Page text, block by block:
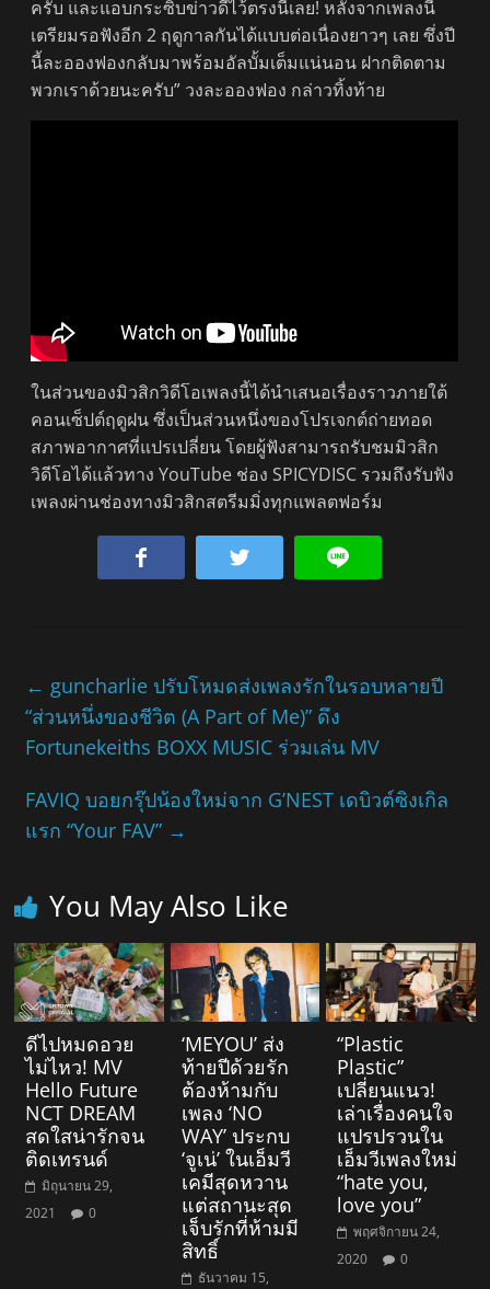
ครับ และแอบกระซิบข่าวดีไว้ตรงนี้เลย! หลังจากเพลงนี้
เตรียมรอฟังอีก 2 ฤดูกาลกันได้แบบต่อเนื่องยาวๆ เลย ซึ่งปี
นี้ละอองฟองกลับมาพร้อมอัลบั้มเต็มแน่นอน ฝากติดตาม
พวกเราด้วยนะครับ” วงละอองฟอง กล่าวทิ้งท้าย
ในส่วนของมิวสิกวิดีโอเพลงนี้ได้นำเสนอเรื่องราวภายใต้
คอนเซ็ปต์ฤดูฝน ซึ่งเป็นส่วนหนึ่งของโปรเจกต์ถ่ายทอด
สภาพอากาศที่แปรเปลี่ยน โดยผู้ฟังสามารถรับชมมิวสิก
วิดีโอได้แล้วทาง YouTube ช่อง SPICYDISC รวมถึงรับฟัง
เพลงผ่านช่องทางมิวสิกสตรีมมิ่งทุกแพลตฟอร์ม
← guncharlie ปรับโหมดส่งเพลงรักในรอบหลายปี
“ส่วนหนึ่งของชีวิต (A Part of Me)” ดึง
Fortunekeiths BOXX MUSIC ร่วมเล่น MV
FAVIQ บอยกรุ๊ปน้องใหม่จาก G’NEST เดบิวต์ซิงเกิล
แรก “Your FAV” →
You May Also Like
ดีไปหมดอวย
ไม่ไหว! MV
Hello Future
NCT DREAM
สดใสน่ารักจน
ติดเทรนด์
มิถุนายน 29,
2021
0
‘MEYOU’ ส่ง
ท้ายปีด้วยรัก
ต้องห้ามกับ
เพลง ‘NO
WAY’ ประกบ
‘จูเน่’ ในเอ็มวี
เคมีสุดหวาน
แต่สถานะสุด
เจ็บรักที่ห้ามมี
สิทธิ์
ธันวาคม 15,
“Plastic
Plastic”
เปลี่ยนแนว!
เล่าเรื่องคนใจ
แปรปรวนใน
เอ็มวีเพลงใหม่
“hate you,
love you”
พฤศจิกายน 24,
2020
0